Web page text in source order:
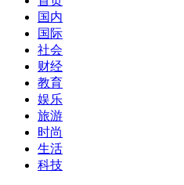
国内
国际
社会
财经
教育
娱乐
旅游
时尚
生活
科技